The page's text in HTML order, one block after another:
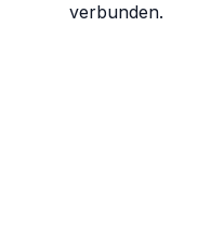
verbunden.